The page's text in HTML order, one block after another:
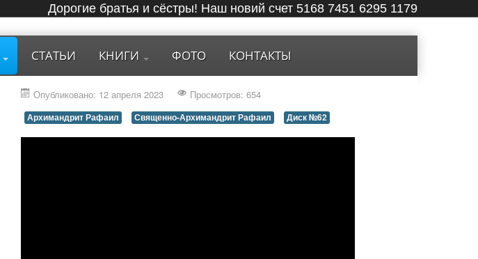
Дорогие братья и сёстры! Наш новий счет 5168 7451 6295 1179
СТАТЬИ КНИГИ ФОТО КОНТАКТЫ
Опубликовано: 12 апреля 2023 Просмотров: 654
Архимандрит Рафаил Священно-Архимандрит Рафаил Диск №62